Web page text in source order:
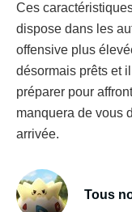
Ces
dispose dans les
offensive plus
désormais prêts et
préparer pour
manquera de vous
arrivée.
Tous